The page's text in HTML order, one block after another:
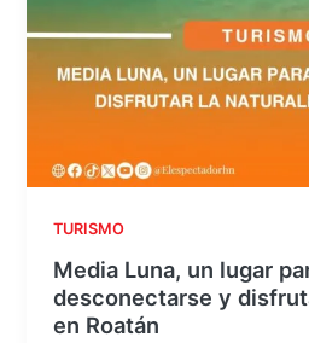
TURISMO
Media Luna, un lugar
desconectarse y
en Roatán